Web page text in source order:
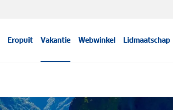
Eropuit Vakantie Webwinkel Lidmaatschap